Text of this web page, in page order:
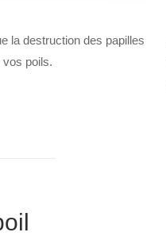
la destruction des papilles
vos poils.